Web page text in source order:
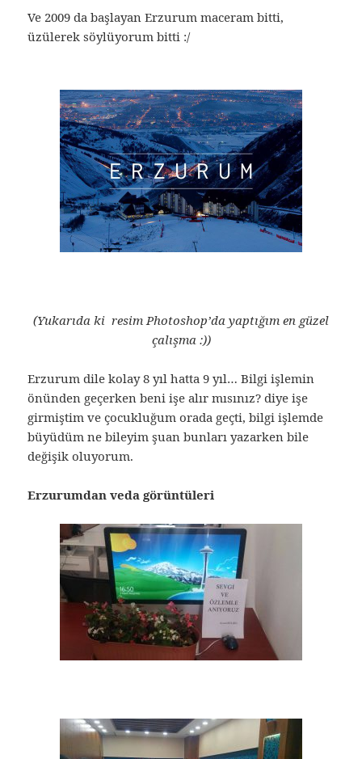
Ve 2009 da başlayan Erzurum maceram bitti,
üzülerek söylüyorum bitti :/
(Yukarıda ki resim Photoshop’da yaptığım en güzel
çalışma :))
Erzurum dile kolay 8 yıl hatta 9 yıl… Bilgi işlemin
önünden geçerken beni işe alır mısınız? diye işe
girmiştim ve çocukluğum orada geçti, bilgi işlemde
büyüdüm ne bileyim şuan bunları yazarken bile
değişik oluyorum.
Erzurumdan veda görüntüleri